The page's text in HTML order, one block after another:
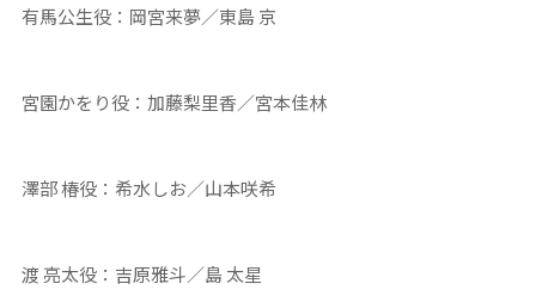
有馬公生役：岡宮来夢／東島 京
宮園かをり役：加藤梨里香／宮本佳林
澤部 椿役：希水しお／山本咲希
渡 亮太役：吉原雅斗／島 太星